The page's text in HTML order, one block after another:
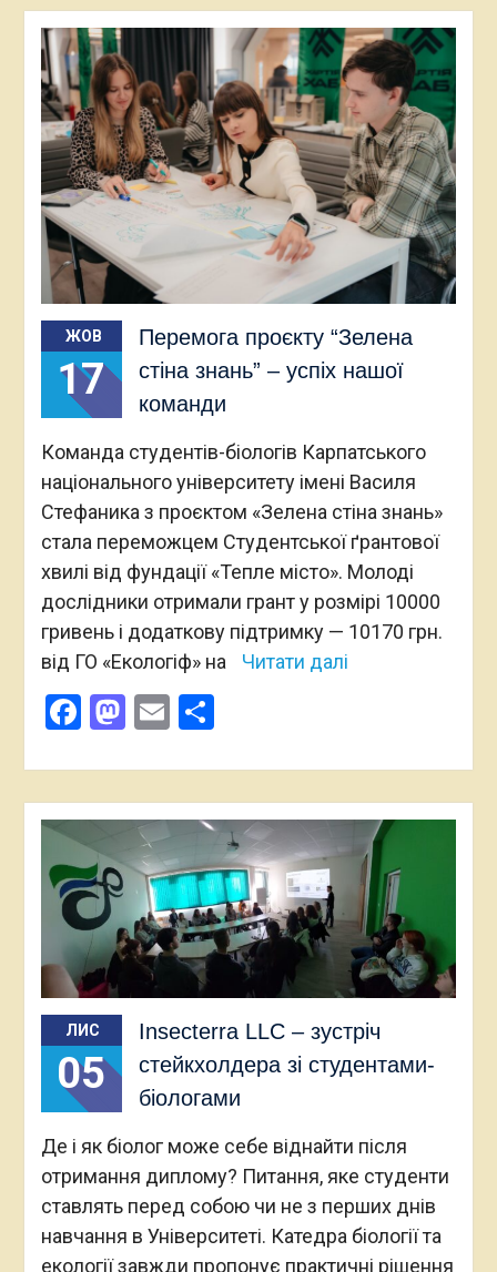
ЖОВ
17
Перемога проєкту “Зелена
стіна знань” – успіх нашої
команди
Команда студентів-біологів Карпатського
національного університету імені Василя
Стефаника з проєктом «Зелена стіна знань»
стала переможцем Студентської ґрантової
хвилі від фундації «Тепле місто». Молоді
дослідники отримали грант у розмірі 10000
гривень і додаткову підтримку — 10170 грн.
від ГО «Екологіф» на
Читати далі
Facebook
Mastodon
EmailПоділитися
ЛИС
05
Insecterra LLC – зустріч
стейкхолдера зі студентами-
біологами
Де і як біолог може себе віднайти після
отримання диплому? Питання, яке студенти
ставлять перед собою чи не з перших днів
навчання в Університеті. Катедра біології та
екології завжди пропонує практичні рішення